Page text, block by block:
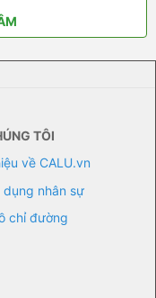
TÔI
về CALU.vn
dụng nhân sự
chỉ đường